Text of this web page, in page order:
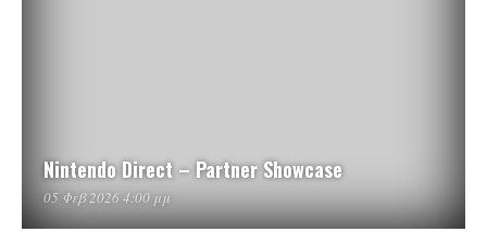
Nintendo Direct – Partner Showcase
05 Φεβ 2026 4:00 μμ